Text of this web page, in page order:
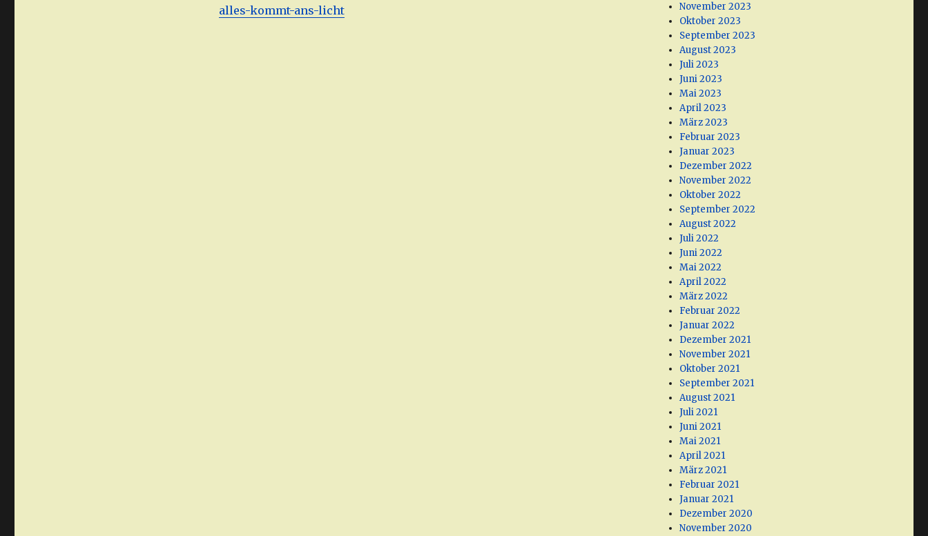
alles-kommt-ans-licht
November 2023
Oktober 2023
September 2023
August 2023
Juli 2023
Juni 2023
Mai 2023
April 2023
März 2023
Februar 2023
Januar 2023
Dezember 2022
November 2022
Oktober 2022
September 2022
August 2022
Juli 2022
Juni 2022
Mai 2022
April 2022
März 2022
Februar 2022
Januar 2022
Dezember 2021
November 2021
Oktober 2021
September 2021
August 2021
Juli 2021
Juni 2021
Mai 2021
April 2021
März 2021
Februar 2021
Januar 2021
Dezember 2020
November 2020